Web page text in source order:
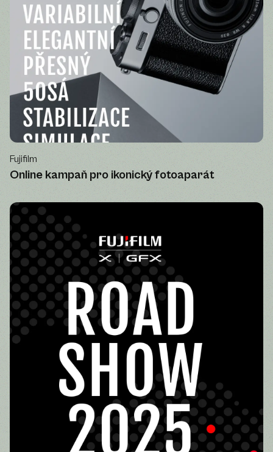
Fujifilm
Online kampaň pro ikonický fotoaparát